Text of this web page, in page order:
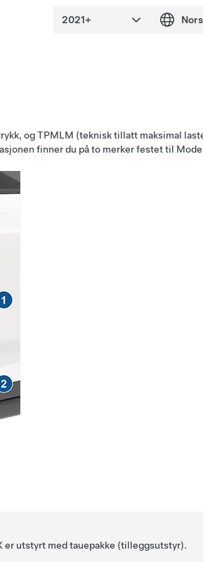
ogTPMLM (teknisk tillatt maksimal
finner du på to merker festet til
utstyrt med tauepakke (tilleggsutstyr).